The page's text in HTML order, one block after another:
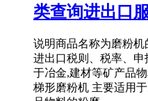
类查询进出口
说明商品名称为磨粉
进出口税则、税率、申
于冶金,建材等矿产品
梯形磨粉机 主要适用